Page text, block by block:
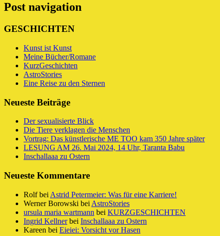
Post navigation
GESCHICHTEN
Kunst ist Kunst
Meine Bücher/Romane
KurzGeschichten
AstroStories
Eine Reise zu den Sternen
Neueste Beiträge
Der sexualisierte Blick
Die Tiere verklagen die Menschen
Vortrag: Das künstlerische ME TOO kam 350 Jahre später
LESUNG AM 26. Mai 2024, 14 Uhr, Taranta Babu
Inschallaaa zu Ostern
Neueste Kommentare
Rolfbei Astrid Petermeier: Was für eine Karriere!
Werner Borowski bei AstroStories
ursula maria wartmann bei KURZGESCHICHTEN
Ingrid Kellnerbei Inschallaaa zu Ostern
Kareen bei Eieiei: Vorsicht vor Hasen